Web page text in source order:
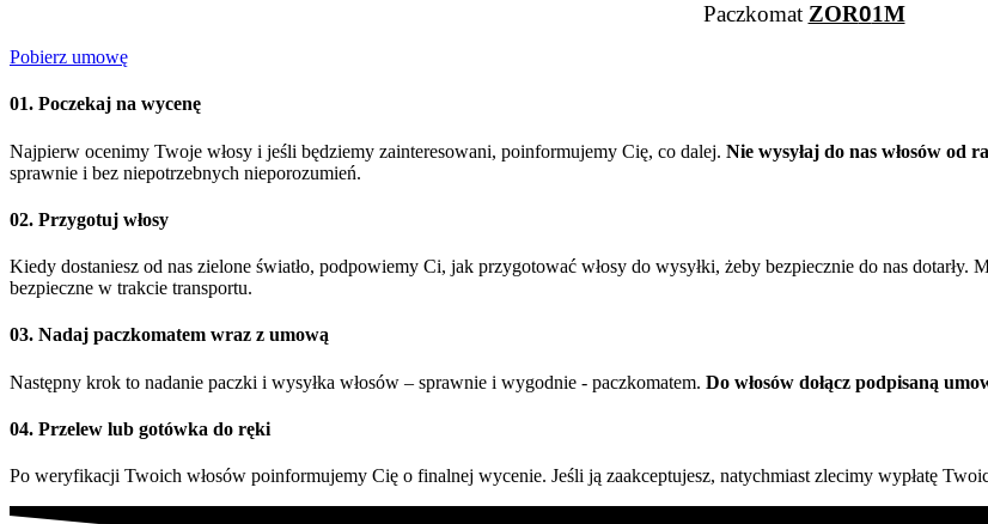
Paczkomat ZOR01M
Pobierz umowę
01. Poczekaj na wycenę
Najpierw ocenimy Twoje włosy i jeśli będziemy zainteresowani, poinformujemy Cię, co dalej. Nie wysyłaj do nas włosów od
sprawnie i bez niepotrzebnych nieporozumień.
02. Przygotuj włosy
Kiedy dostaniesz od nas zielone światło, podpowiemy Ci, jak przygotować włosy do wysyłki, żeby bezpiecznie do nas dotarły.
bezpieczne w trakcie transportu.
03. Nadaj paczkomatem wraz z umową
Następny krok to nadanie paczki i wysyłka włosów – sprawnie i wygodnie - paczkomatem. Do włosów dołącz podpisaną
04. Przelew lub gotówka do ręki
Po weryfikacji Twoich włosów poinformujemy Cię o finalnej wycenie. Jeśli ją zaakceptujesz, natychmiast zlecimy wypłatę